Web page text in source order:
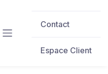
Contact
Espace Client